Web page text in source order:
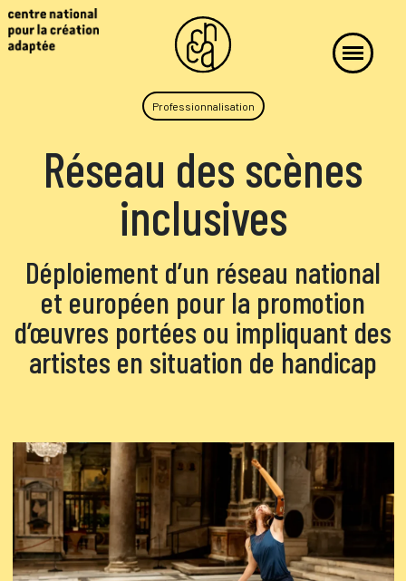
Professionnalisation
Réseau des scènes
inclusives
Déploiement d’un réseau national
et européen pour la promotion
d’œuvres portées ou impliquant des
artistes en situation de handicap